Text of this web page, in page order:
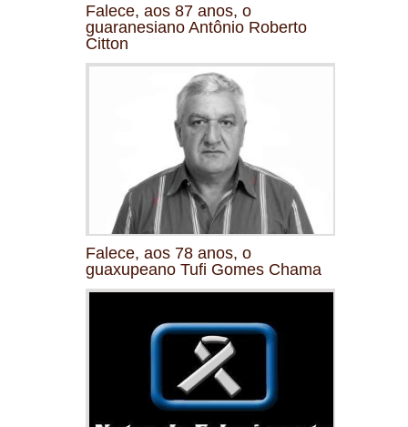
Falece, aos 87 anos, o
guaranesiano Antônio Roberto
Citton
Falece, aos 78 anos, o
guaxupeano Tufi Gomes Chama